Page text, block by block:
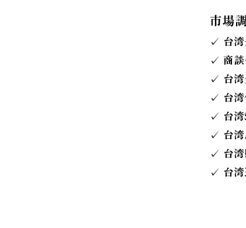
市場
✓ 台湾
✓ 商談
✓ 台湾
✓ 台湾
✓ 台湾
✓ 台湾
✓ 台湾
✓ 台湾